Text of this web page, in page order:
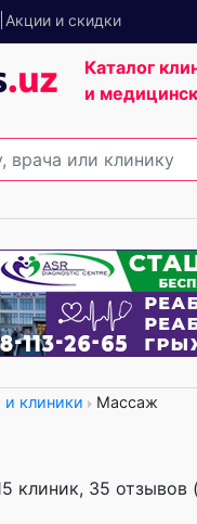
Акции и скидки
Каталог
и
клиники Массаж
клиник, 35